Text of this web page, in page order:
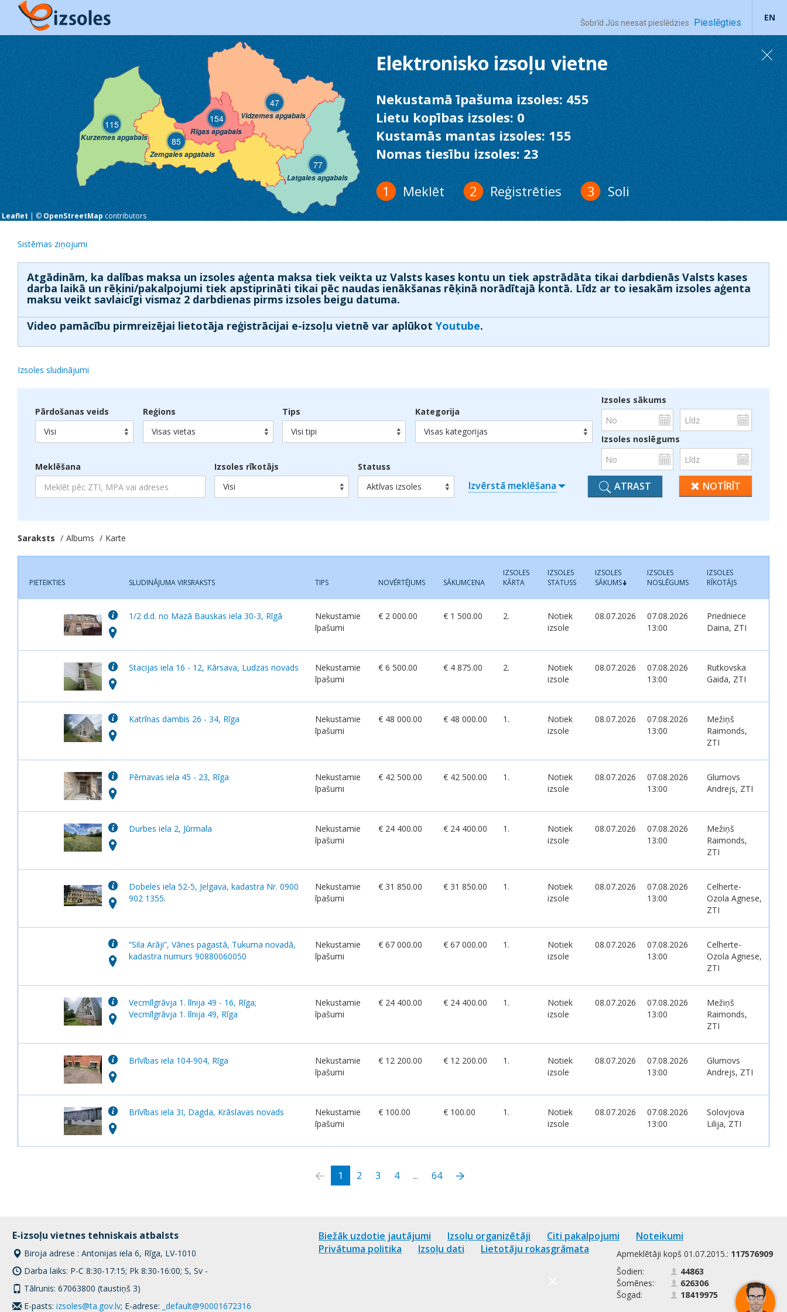
Šobrīd Jūs neesat pieslēdzies Pieslēgties EN
85
Zemgales apgabals
115
Kurzemes apgabals
77
Latgales apgabals
154
Rīgas apgabals
47
Vidzemes apgabals
Elektronisko izsoļu vietne
Nekustamā īpašuma izsoles: 455
Lietu kopības izsoles: 0
Kustamās mantas izsoles: 155
Nomas tiesību izsoles: 23
Meklēt Reģistrēties Soli
Leaflet | © OpenStreetMap contributors
Sistēmas ziņojumi
Atgādinām, ka dalības maksa un izsoles aģenta maksa tiek veikta uz Valsts kases kontu un tiek apstrādāta tikai darbdienās Valsts kases
darba laikā un rēķini/pakalpojumi tiek apstiprināti tikai pēc naudas ienākšanas rēķinā norādītajā kontā. Līdz ar to iesakām izsoles aģenta
maksu veikt savlaicīgi vismaz 2 darbdienas pirms izsoles beigu datuma.
Video pamācību pirmreizējai lietotāja reģistrācijai e-izsoļu vietnē var aplūkot Youtube.
Izsoles sludinājumi
Pārdošanas veids
Visi
Reģions
Visas vietas
Tips
Visi tipi
Kategorija
Visas kategorijas
Izsoles sākums
Izsoles noslēgums
Meklēšana
Izsoles rīkotājs
Visi
Statuss
Aktīvas izsoles
Izvērstā meklēšana ATRAST NOTĪRĪT
Saraksts Albums Karte
PIETEIKTIES SLUDINĀJUMA VIRSRAKSTS TIPS NOVĒRTĒJUMS SĀKUMCENA
IZSOLES
KĀRTA
IZSOLES
STATUSS
IZSOLES
SĀKUMS
IZSOLES
NOSLĒGUMS
IZSOLES
RĪKOTĀJS
1/2 d.d. no Mazā Bauskas iela 30-3, Rīgā
Nekustamie
īpašumi
€ 2 000.00 € 1 500.00 2.
Notiek
izsole
08.07.2026
07.08.2026
13:00
Priedniece
Daina, ZTI
Stacijas iela 16 - 12, Kārsava, Ludzas novads
Nekustamie
īpašumi
€ 6 500.00 € 4 875.00 2.
Notiek
izsole
08.07.2026
07.08.2026
13:00
Rutkovska
Gaida, ZTI
Katrīnas dambis 26 - 34, Rīga
Nekustamie
īpašumi
€ 48 000.00 € 48 000.00 1.
Notiek
izsole
08.07.2026
07.08.2026
13:00
Mežiņš
Raimonds,
ZTI
Pērnavas iela 45 - 23, Rīga
Nekustamie
īpašumi
€ 42 500.00 € 42 500.00 1.
Notiek
izsole
08.07.2026
07.08.2026
13:00
Glumovs
Andrejs, ZTI
Durbes iela 2, Jūrmala
Nekustamie
īpašumi
€ 24 400.00 € 24 400.00 1.
Notiek
izsole
08.07.2026
07.08.2026
13:00
Mežiņš
Raimonds,
ZTI
Dobeles iela 52-5, Jelgava, kadastra Nr. 0900
902 1355.
Nekustamie
īpašumi
€ 31 850.00 € 31 850.00 1.
Notiek
izsole
08.07.2026
07.08.2026
13:00
Celherte-
Ozola Agnese,
ZTI
“Sila Arāji”, Vānes pagastā, Tukuma novadā,
kadastra numurs 90880060050
Nekustamie
īpašumi
€ 67 000.00 € 67 000.00 1.
Notiek
izsole
08.07.2026
07.08.2026
13:00
Celherte-
Ozola Agnese,
ZTI
Vecmīlgrāvja 1. līnija 49 - 16, Rīga;
Vecmīlgrāvja 1. līnija 49, Rīga
Nekustamie
īpašumi
€ 24 400.00 € 24 400.00 1.
Notiek
izsole
08.07.2026
07.08.2026
13:00
Mežiņš
Raimonds,
ZTI
Brīvības iela 104-904, Rīga
Nekustamie
īpašumi
€ 12 200.00 € 12 200.00 1.
Notiek
izsole
08.07.2026
07.08.2026
13:00
Glumovs
Andrejs, ZTI
Brīvības iela 3I, Dagda, Krāslavas novads
Nekustamie
īpašumi
€ 100.00 € 100.00 1.
Notiek
izsole
08.07.2026
07.08.2026
13:00
Solovjova
Lilija, ZTI
1 2 3 4 ... 64
E-izsoļu vietnes tehniskais atbalsts
Biroja adrese : Antonijas iela 6, Rīga, LV-1010
Darba laiks: P-C 8:30-17:15; Pk 8:30-16:00; S, Sv -
Tālrunis: 67063800 (taustiņš 3)
E-pasts: izsoles@ta.gov.lv; E-adrese: _default@90001672316
Biežāk uzdotie jautājumi Izsoļu organizētāji Citi pakalpojumi
Noteikumi
Privātuma politika
Izsoļu dati Lietotāju rokasgrāmata Apmeklētāji kopš 01.07.2015.: 117576909
Šodien:
44863
Šomēnes:
626306
Šogad:
18419975